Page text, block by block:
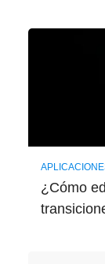
¿Cómo